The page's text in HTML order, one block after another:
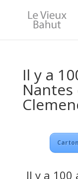
Il y a
Nantes
Il y a 100